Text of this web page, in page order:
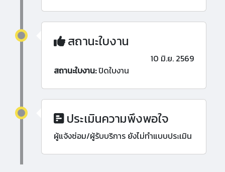
สถานะใบงาน
10 มิ.ย. 2569
สถานะใบงาน:ปิดใบงาน
ประเมินความพึงพอใจ
ผู้แจ้งซ่อม/ผู้รับบริการ ยังไม่ทำแบบประเมิน